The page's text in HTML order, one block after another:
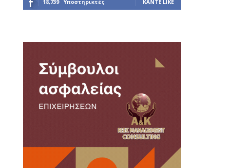
18,739 Υποστηρικτές ΚΆΝΤΕ LIKE